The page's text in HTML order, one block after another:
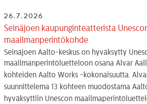
26.7.2026
Seinäjoen kaupunginteatterista
maailmanperintökohde
Seinäjoen Aalto-keskus on hyväksytty
maailmanperintöluetteloon osana Alvar
kohteiden Aalto Works -kokonaisuutta.
suunnittelema 13 kohteen muodostama
hyväksyttiin Unescon